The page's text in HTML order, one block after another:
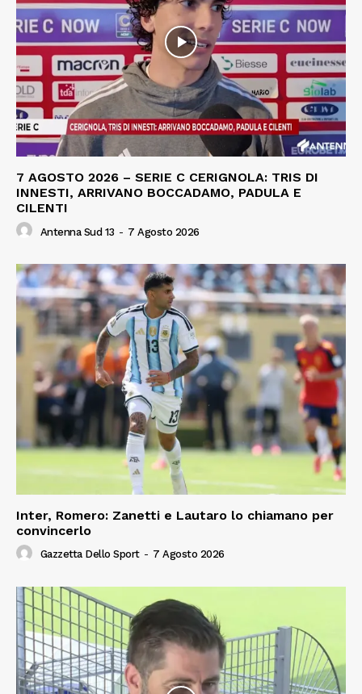
7 AGOSTO 2026 – SERIE C CERIGNOLA: TRIS DI
INNESTI, ARRIVANO BOCCADAMO, PADULA E
CILENTI
Antenna Sud 13 - 7 Agosto 2026
Inter, Romero: Zanetti e Lautaro lo chiamano per
convincerlo
Gazzetta Dello Sport - 7 Agosto 2026